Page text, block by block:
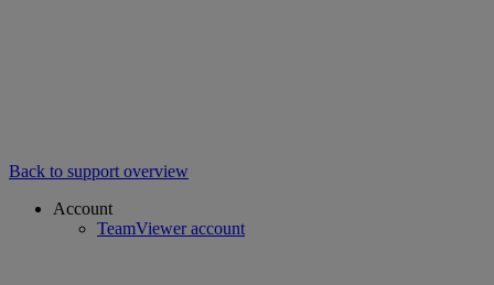
Back to support overview
Account
TeamViewer account